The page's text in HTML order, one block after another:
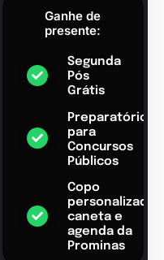
Ganhe de
presente:
Segunda
Pós
Grátis
Preparatório
para
Concursos
Públicos
Copo
personalizado,
caneta e
agenda da
Prominas